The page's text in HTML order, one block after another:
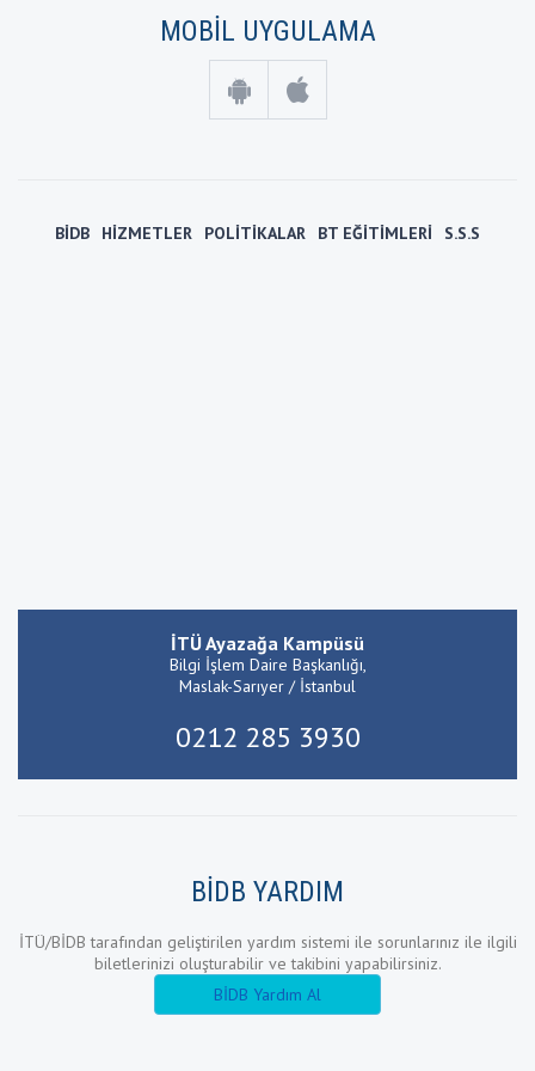
MOBİL UYGULAMA
BİDB HİZMETLER POLİTİKALAR BT EĞİTİMLERİ S.S.S
İTÜ Ayazağa Kampüsü
Bilgi İşlem Daire Başkanlığı,
Maslak-Sarıyer / İstanbul
0212 285 3930
BİDB YARDIM
İTÜ/BİDB tarafından geliştirilen yardım sistemi ile sorunlarınız ile ilgili
biletlerinizi oluşturabilir ve takibini yapabilirsiniz.
BİDB Yardım Al